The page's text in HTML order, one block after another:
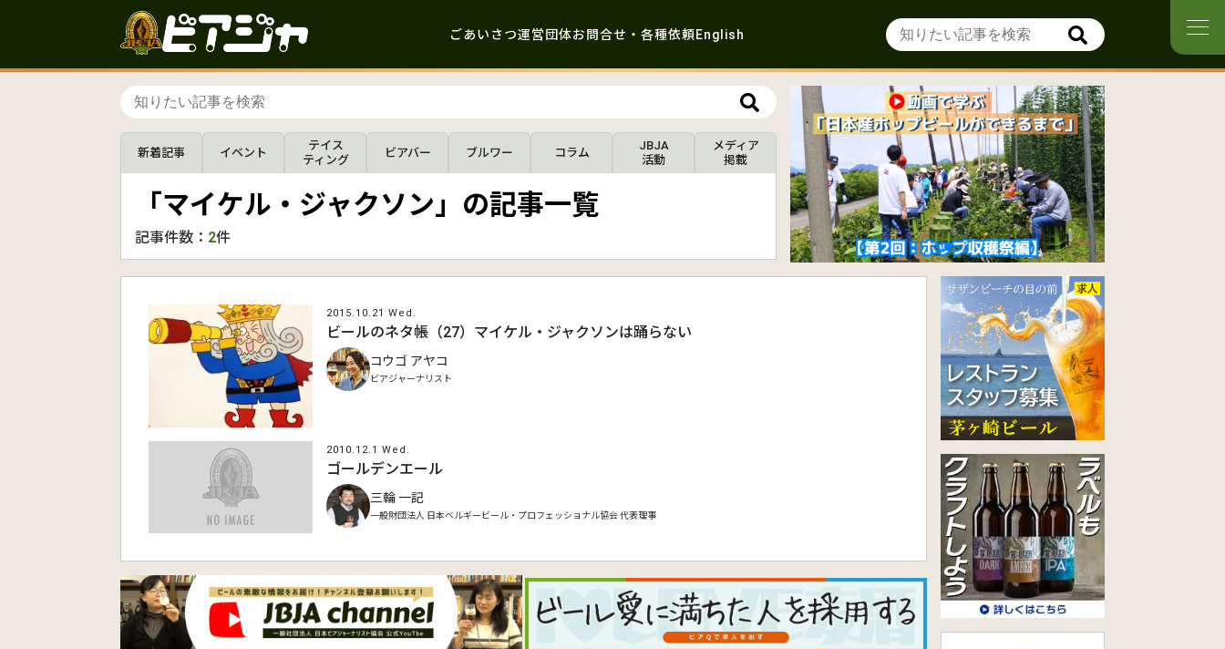
ごあいさつ運営団体お問合せ・各種依頼English
新着記事 イベント
テイス
ティング
ビアバー ブルワー コラム
JBJA
活動
メディア
掲載
「マイケル・ジャクソン」の記事一覧
記事件数： 2件
2015.10.21 Wed.
ビールのネタ帳（27）マイケル・ジャクソンは踊らない
コウゴ アヤコ
ビアジャーナリスト
2010.12.1 Wed.
ゴールデンエール
三輪 一記
一般財団法人 日本ベルギービール・プロフェッショナル協会 代表理事